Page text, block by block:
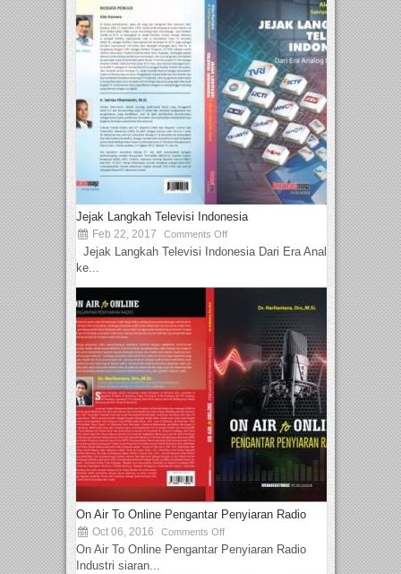
Jejak Langkah Televisi Indonesia
Feb 22, 2017 Comments Off
Jejak Langkah Televisi Indonesia Dari Era Analog
ke...
On Air To Online Pengantar Penyiaran Radio
Oct 06, 2016 Comments Off
On Air To Online Pengantar Penyiaran Radio
Industri siaran...